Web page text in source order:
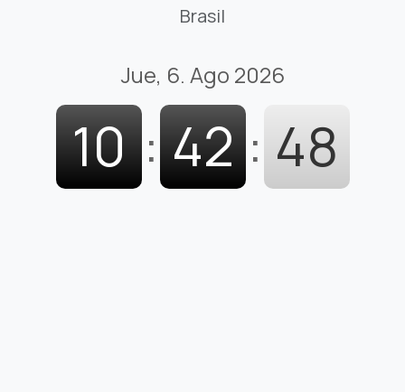
Brasil
Jue, 6. Ago 2026
10 : 42 : 49